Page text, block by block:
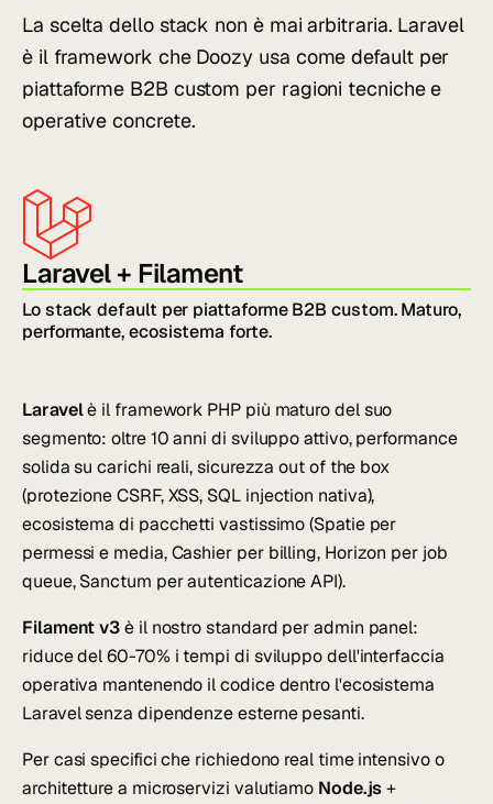
La scelta dello stack non è mai arbitraria. Laravel
è il framework che Doozy usa come default per
piattaforme B2B custom per ragioni tecniche e
operative concrete.
Laravel + Filament
Lo stack default per piattaforme B2B custom. Maturo,
performante, ecosistema forte.
Laravelè il framework PHP più maturo del suo
segmento: oltre 10 anni di sviluppo attivo, performance
solida su carichi reali, sicurezza out of the box
(protezione CSRF, XSS, SQL injection nativa),
ecosistema di pacchetti vastissimo (Spatie per
permessi e media, Cashier per billing, Horizon per job
queue, Sanctum per autenticazione API).
Filament v3è il nostro standard per admin panel:
riduce del 60-70% i tempi di sviluppo dell'interfaccia
operativa mantenendo il codice dentro l'ecosistema
Laravel senza dipendenze esterne pesanti.
Per casi specifici che richiedono real time intensivo o
architetture a microservizi valutiamo Node.js+